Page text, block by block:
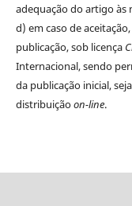
adequação do artigo às
d) em caso de
publicação, sob licença
Internacional, sendo
da publicação inicial,
distribuiçãoon-line.